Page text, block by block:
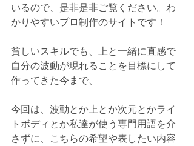
いるので、是非是非ご覧ください。わ
かりやすいプロ制作のサイトです！
貧しいスキルでも、上と一緒に直感で
自分の波動が現れることを目標にして
作ってきた今まで、
今回は、波動とか上とか次元とかライ
トボディとか私達が使う専門用語を介
さずに、こちらの希望や表したい内容